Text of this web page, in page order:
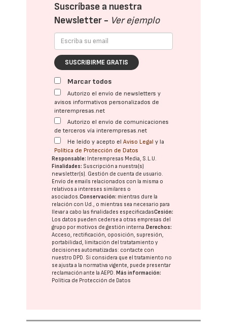
Suscríbase a nuestra
Newsletter - Ver ejemplo
SUSCRIBIRME GRATIS
Marcar todos
Autorizo el envío de newsletters y
avisos informativos personalizados de
interempresas.net
Autorizo el envío de comunicaciones
de terceros vía interempresas.net
He leído y acepto elAviso Legal y la
Política de Protección de Datos
Responsable: Interempresas Media, S.L.U.
Finalidades: Suscripción a nuestra(s)
newsletter(s). Gestión de cuenta de usuario.
Envío de emails relacionados con la misma o
relativos a intereses similares o
asociados.Conservación: mientras dure la
relación con Ud., o mientras sea necesario para
llevar a cabo las finalidades especificadasCesión:
Los datos pueden cederse a otras empresas del
grupo por motivos de gestión interna.Derechos:
Acceso, rectificación, oposición, supresión,
portabilidad, limitación del tratatamiento y
decisiones automatizadas: contacte con
nuestro DPD. Si considera que el tratamiento no
se ajusta a la normativa vigente, puede presentar
reclamación ante laAEPD.Más información:
Política de Protección de Datos